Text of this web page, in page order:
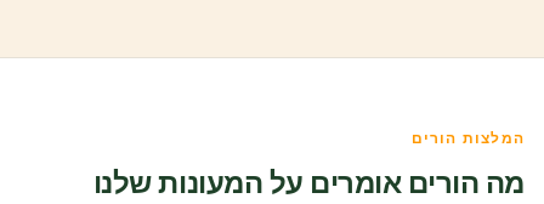
המלצות הורים
מה הורים אומרים על המעונות שלנו